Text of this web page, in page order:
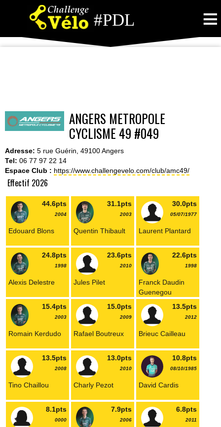
#PDL ≡
ANGERS METROPOLE
CYCLISME 49 #049
Adresse: 5 rue Guérin, 49100 Angers
Tel: 06 77 97 22 14
Espace Club : https://www.challengevelo.com/club/amc49/
Effectif 2026
44.6pts
2004
Edouard Blons
31.1pts
2003
Quentin Thibault
30.0pts
05/07/1977
Laurent Plantard
24.8pts
1998
Alexis Delestre
23.6pts
2010
Jules Pilet
22.6pts
1998
Franck Daudin
Guenegou
15.4pts
2003
Romain Kerdudo
15.0pts
2009
Rafael Boutreux
13.5pts
2012
Brieuc Cailleau
13.5pts
2008
Tino Chaillou
13.0pts
2010
Charly Pezot
10.8pts
08/10/1985
David Cardis
8.1pts
0000
7.9pts
2006
6.8pts
2011